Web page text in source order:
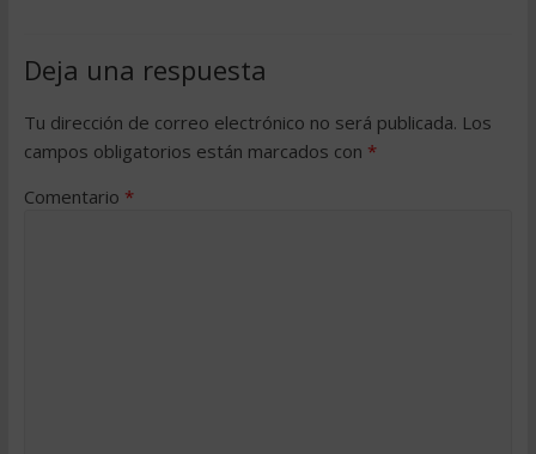
Deja una respuesta
Tu dirección de correo electrónico no será publicada. Los
campos obligatorios están marcados con *
Comentario *